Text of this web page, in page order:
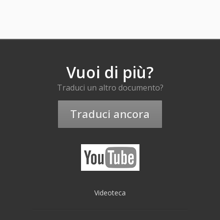
Vuoi di più?
Traduci un altro documento?
Traduci ancora
Videoteca